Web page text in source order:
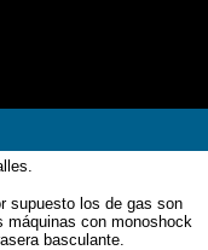
supuesto los de gas son
máquinas con monoshock
basculante.